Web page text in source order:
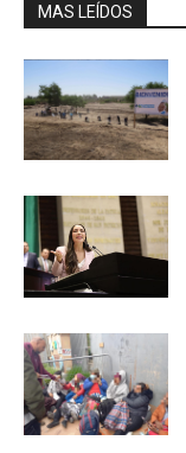
MAS LEÍDOS